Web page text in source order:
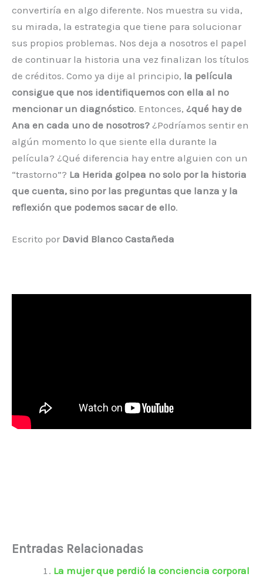
convertiría en algo diferente. Nos muestra su vida,
su mirada, la estrategia que tiene para solucionar
sus propios problemas. Nos deja a nosotros el papel
de continuar la historia una vez finalizan los títulos
de créditos. Como ya dije al principio, la película
consigue que nos identifiquemos con ella al no
mencionar un diagnóstico. Entonces, ¿qué hay de
Ana en cada uno de nosotros? ¿Podríamos sentir en
algún momento lo que siente ella durante la
película? ¿Qué diferencia hay entre alguien con un
“trastorno”? La Herida golpea no solo por la historia
que cuenta, sino por las preguntas que lanza y la
reflexión que podemos sacar de ello.
Escrito por David Blanco Castañeda
Entradas Relacionadas
La mujer que perdió la conciencia corporal